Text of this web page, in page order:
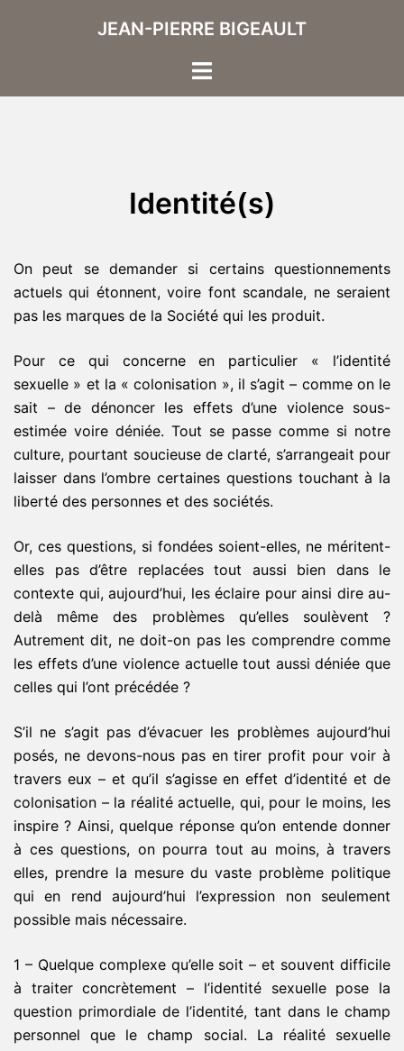
JEAN-PIERRE BIGEAULT
Ouvrir/fermer
Identité(s)
On peut se demander si certains questionnements
actuels qui étonnent, voire font scandale, ne seraient
pas les marques de la Société qui les produit.
Pour ce qui concerne en particulier « l’identité
sexuelle » et la « colonisation », il s’agit – comme on le
sait – de dénoncer les effets d’une violence sous-
estimée voire déniée. Tout se passe comme si notre
culture, pourtant soucieuse de clarté, s’arrangeait pour
laisser dans l’ombre certaines questions touchant à la
liberté des personnes et des sociétés.
Or, ces questions, si fondées soient-elles, ne méritent-
elles pas d’être replacées tout aussi bien dans le
contexte qui, aujourd’hui, les éclaire pour ainsi dire au-
delà même des problèmes qu’elles soulèvent ?
Autrement dit, ne doit-on pas les comprendre comme
les effets d’une violence actuelle tout aussi déniée que
celles qui l’ont précédée ?
S’il ne s’agit pas d’évacuer les problèmes aujourd’hui
posés, ne devons-nous pas en tirer profit pour voir à
travers eux – et qu’il s’agisse en effet d’identité et de
colonisation – la réalité actuelle, qui, pour le moins, les
inspire ? Ainsi, quelque réponse qu’on entende donner
à ces questions, on pourra tout au moins, à travers
elles, prendre la mesure du vaste problème politique
qui en rend aujourd’hui l’expression non seulement
possible mais nécessaire.
1 – Quelque complexe qu’elle soit – et souvent difficile
à traiter concrètement – l’identité sexuelle pose la
question primordiale de l’identité, tant dans le champ
personnel que le champ social. La réalité sexuelle